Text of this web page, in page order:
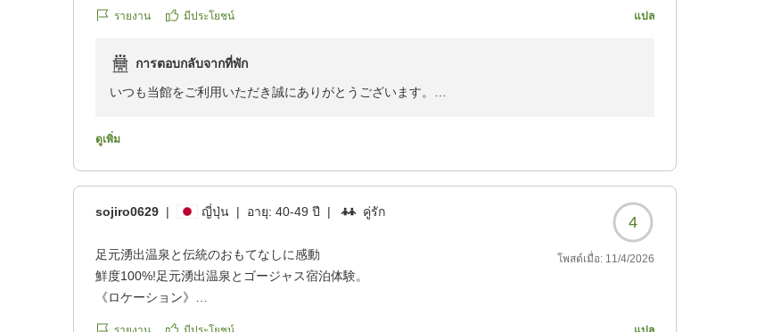
ると ウッ、となるので
それ以外はお部屋も綺麗ですし、お料理も美味しかったです
5月中頃に宿泊しましたが外からカジカガエルの心地よい鳴き声が
てからまた泊まりに来ます!
reviewId=33123478106239
reviewId=33123477425931
รายงาน มีประโยชน์ แปล
การตอบกลับจากที่พัก
いつも当館をご利用いただき誠にありがとうございます。
この貴重な温泉の良さを守りながら、より快適にお過ごしいただけるよう努めてまいります。
今後も引き続き当館をご利用いただけましたら幸いでございます。
次回のご来荘を心よりお待ちしております。
ดูเพิ่ม
sojiro0629 | ญี่ปุ่น | อายุ:40-49 ปี | คู่รัก
4
足元湧出温泉と伝統のおもてなしに感動
鮮度100%!足元湧出温泉とゴージャス宿泊体験。
《ロケーション》
โพสต์เมื่อ: 11/4/2026